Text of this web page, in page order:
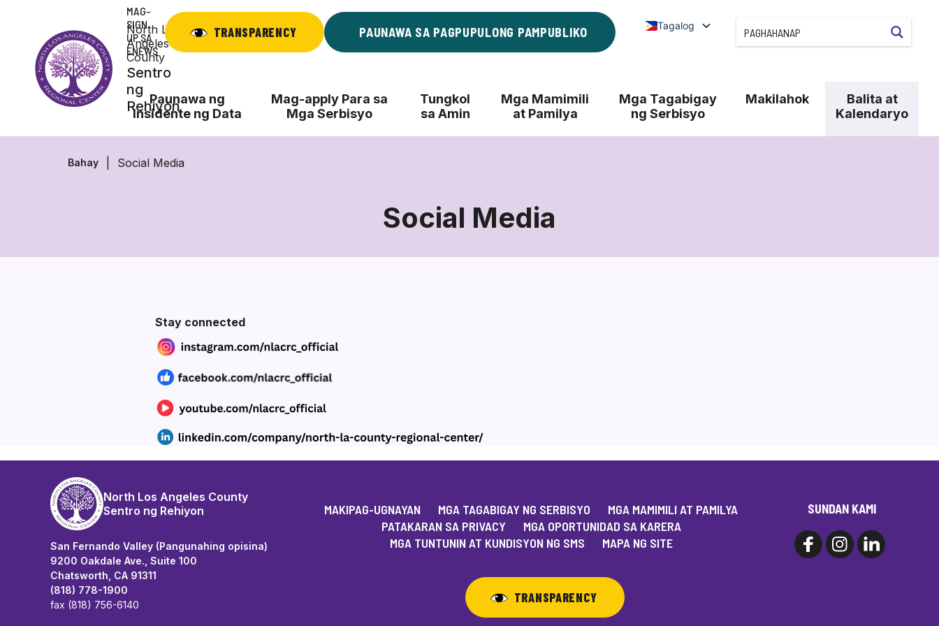
nilalaman
North Los
Angeles
County
Sentro
ng
Rehiyon
MAG-
SIGN
UP SA
ENEWS
TRANSPARENCY PAUNAWA SA PAGPUPULONG PAMPUBLIKO Tagalog
Paunawa ng
Insidente ng Data
Mag-apply Para sa
Mga Serbisyo
Tungkol
sa Amin
Mga Mamimili
at Pamilya
Mga Tagabigay
ng Serbisyo
Makilahok
Balita at
Kalendaryo
Bahay Social Media
Social Media
Social
Media
Stay connected
North Los Angeles County
Sentro ng Rehiyon
San Fernando Valley (Pangunahing opisina)
9200 Oakdale Ave., Suite 100
Chatsworth, CA 91311
(818) 778-1900
fax (818) 756-6140
MAKIPAG-UGNAYAN MGA TAGABIGAY NG SERBISYO
MGA MAMIMILI AT PAMILYA
PATAKARAN SA PRIVACY
MGA OPORTUNIDAD SA KARERA
MGA TUNTUNIN AT KUNDISYON NG SMS
MAPA NG SITE
TRANSPARENCY
SUNDAN KAMI